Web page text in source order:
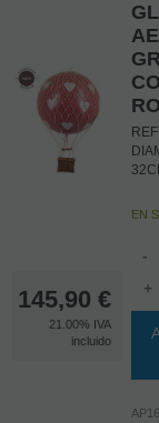
145,90 €
21.00% IVA
incluido
EN
-
+